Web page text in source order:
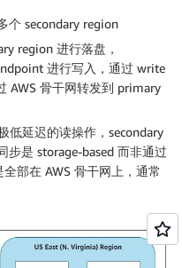
个 secondary region
region 进行落盘，
进行写入，通过 write
AWS 骨干网转发到 primary
低延迟的读操作，secondary
是 storage-based 而非通过
部在 AWS 骨干网上，通常